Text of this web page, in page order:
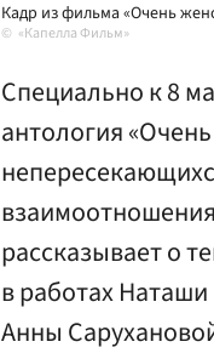
Кадр из фильма «Очень
«Капелла Фильм»
Специально к 8
антология
рассказывает о
в работах
Анны